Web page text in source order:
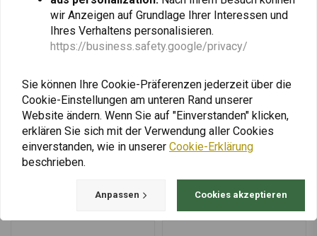
H&B Hauptständer
€255,95
KEDO
Enduro Fender High Up
€94,95
Mehr laden
wir Anzeigen auf Grundlage Ihrer Interessen und
Ihres Verhaltens personalisieren.
https://business.safety.google/privacy/
Sie können Ihre Cookie-Präferenzen jederzeit über die
Cookie-Einstellungen am unteren Rand unserer
Website ändern. Wenn Sie auf "Einverstanden" klicken,
erklären Sie sich mit der Verwendung aller Cookies
einverstanden, wie in unserer Cookie-Erklärung
beschrieben.
Anpassen Cookies akzeptieren